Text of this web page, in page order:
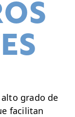
alto grado de
facilitan